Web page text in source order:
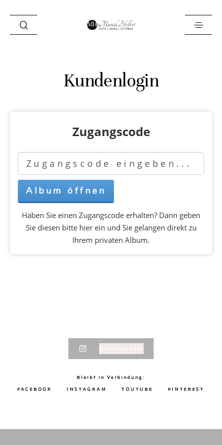
About
Kontakt
Kundenlogin
Zugangscode
Haben Sie einen Zugangscode erhalten? Dann geben
Sie diesen bitte hier ein und Sie gelangen direkt zu
Ihrem privaten Album.
@instagram
Bleibt in Verbindung:
FACEBOOK
INSTAGRAM YOUTUBE PINTEREST